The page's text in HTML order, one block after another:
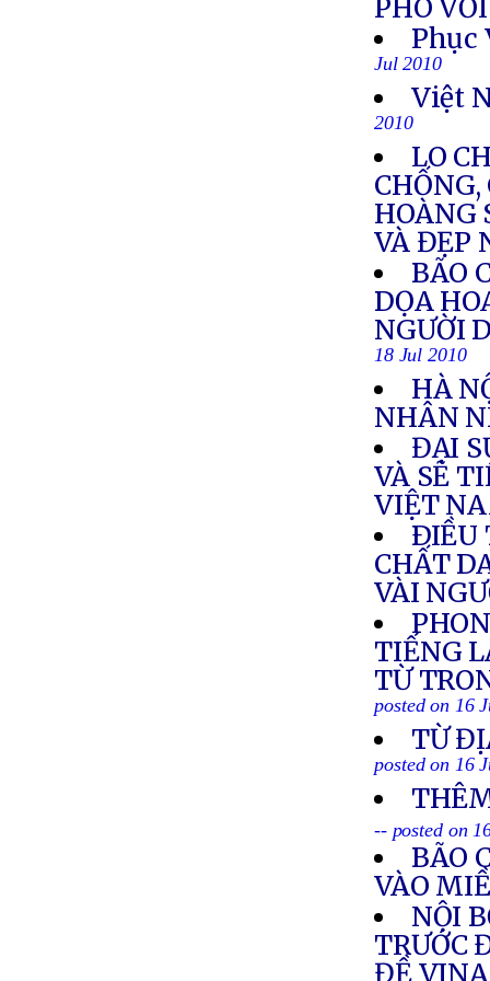
PHÓ
Phục
Jul 2010
Việt
2010
LO
HOÀNG
VÀ ĐẸP
BÃO
DỌA
NGƯỜI
18 Jul 2010
HÀ
NHÂN
ĐẠI
VÀ SẼ
VIỆT
ÐIỀU
CHẤT
VÀI
TIẾNG
TỪ
posted on 16
TỪ
posted on 16
-- posted on
BÃO
VÀO
NỘI
TRƯỚC
ĐỀ